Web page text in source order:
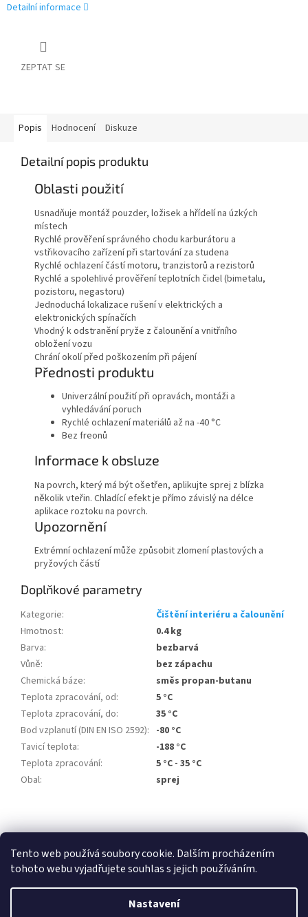
Tento web používá soubory cookie. Dalším procházením
tohoto webu vyjadřujete souhlas s jejich používáním.
Nastavení
Detailní informace
ZEPTAT SE
Popis Hodnocení Diskuze
Detailní popis produktu
Oblasti použití
Usnadňuje montáž pouzder, ložisek a hřídelí na úzkých
místech
Rychlé prověření správného chodu karburátoru a
vstřikovacího zařízení při startování za studena
Rychlé ochlazení částí motoru, tranzistorů a rezistorů
Rychlé a spolehlivé prověření teplotních čidel (bimetalu,
pozistoru, negastoru)
Jednoduchá lokalizace rušení v elektrických a
elektronických spínačích
Vhodný k odstranění pryže z čalounění a vnitřního
obložení vozu
Chrání okolí před poškozením při pájení
Přednosti produktu
Univerzální použití při opravách, montáži a
vyhledávání poruch
Rychlé ochlazení materiálů až na -40 °C
Bez freonů
Informace k obsluze
Na povrch, který má být ošetřen, aplikujte sprej z blízka
několik vteřin. Chladící efekt je přímo závislý na délce
aplikace roztoku na povrch.
Upozornění
Extrémní ochlazení může způsobit zlomení plastových a
pryžových částí
Doplňkové parametry
Kategorie:
Čištění interiéru a čalounění
Hmotnost:
0.4 kg
Barva:
bezbarvá
Vůně:
bez zápachu
Chemická báze:
směs propan-butanu
Teplota zpracování, od:
5 °C
Teplota zpracování, do:
35 °C
Bod vzplanutí (DIN EN ISO 2592): -80 °C
Tavicí teplota:
-188 °C
Teplota zpracování:
5 °C - 35 °C
Obal: sprej
á
Vytvořil Shoptet